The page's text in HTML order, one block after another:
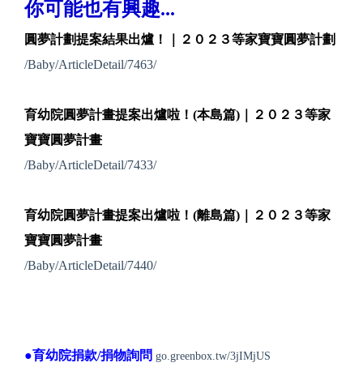
你可能也有興趣...
圓夢計劃提案結果出爐！｜２０２３等家寶寶圓夢計劃
/Baby/ArticleDetail/7463/
育幼院圓夢計畫提案出爐啦！(本島篇)｜２０２３等家
寶寶圓夢計畫
/Baby/ArticleDetail/7433/
育幼院圓夢計畫提案出爐啦！(離島篇)｜２０２３等家
寶寶圓夢計畫
/Baby/ArticleDetail/7440/
●育幼院捐款/捐物詢問 go.greenbox.tw/3jIMjUS